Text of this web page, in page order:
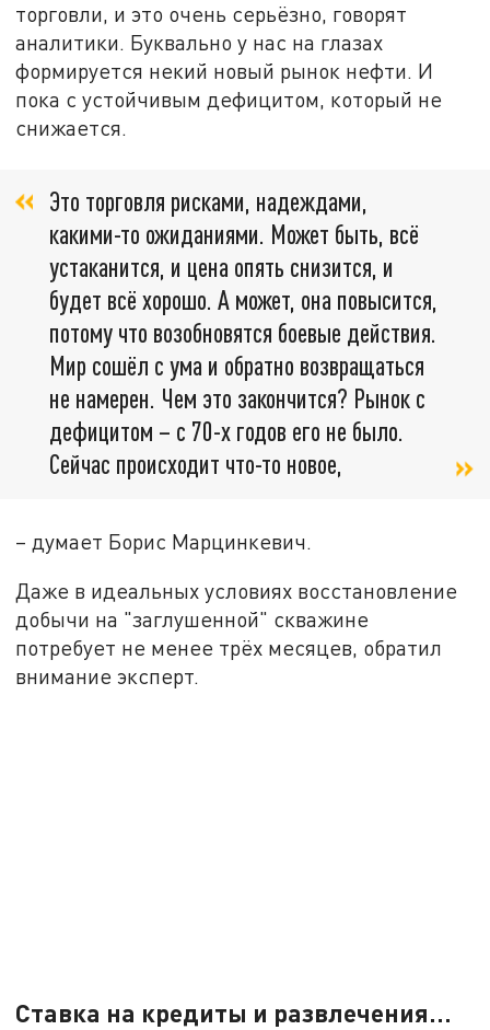
торговли, и это очень серьёзно, говорят
аналитики. Буквально у нас на глазах
формируется некий новый рынок нефти. И
пока с устойчивым дефицитом, который не
снижается.
Это торговля рисками, надеждами,
какими-то ожиданиями. Может быть, всё
устаканится, и цена опять снизится, и
будет всё хорошо. А может, она повысится,
потому что возобновятся боевые действия.
Мир сошёл с ума и обратно возвращаться
не намерен. Чем это закончится? Рынок с
дефицитом – с 70-х годов его не было.
Сейчас происходит что-то новое,
– думает Борис Марцинкевич.
Даже в идеальных условиях восстановление
добычи на "заглушенной" скважине
потребует не менее трёх месяцев, обратил
внимание эксперт.
Ставка на кредиты и развлечения...